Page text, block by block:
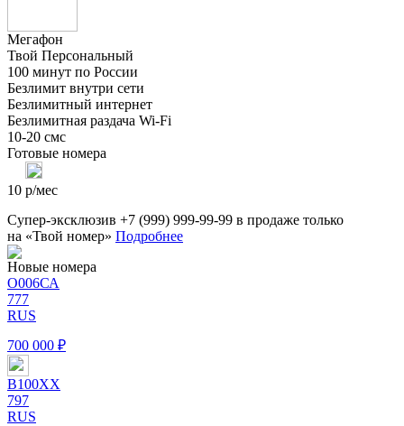
Мегафон
Твой Персональный
100 минут по России
Безлимит внутри сети
Безлимитный интернет
Безлимитная раздача Wi-Fi
10-20 смс
Готовые номера
10 р/мес
Супер-эксклюзив +7 (999) 999-99-99 в продаже только
на «Твой номер» Подробнее
Новые номера
О006СА
777
RUS
700 000 ₽
В100ХХ
797
RUS